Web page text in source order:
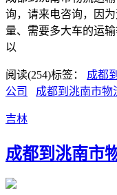
询，请来电咨询，因
量、需要多大车的运
以
阅读(254)标签： 成都
公司
成都到洮南市物
吉林
成都到洮南市